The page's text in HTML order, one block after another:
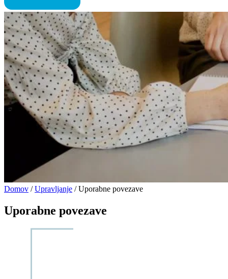
Domov / Upravljanje / Uporabne povezave
Uporabne povezave